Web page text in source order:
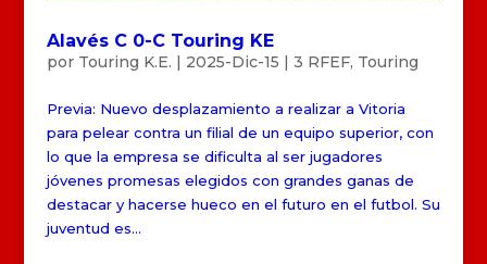
Alavés C 0-C Touring KE
por Touring K.E. | 2025-Dic-15 | 3 RFEF, Touring
Previa: Nuevo desplazamiento a realizar a Vitoria
para pelear contra un filial de un equipo superior, con
lo que la empresa se dificulta al ser jugadores
jóvenes promesas elegidos con grandes ganas de
destacar y hacerse hueco en el futuro en el futbol. Su
juventud es...